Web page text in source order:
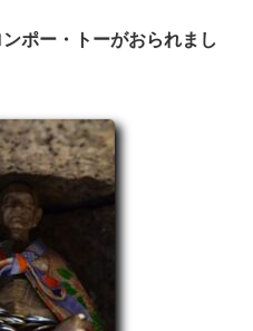
ポー・トーがおられまし